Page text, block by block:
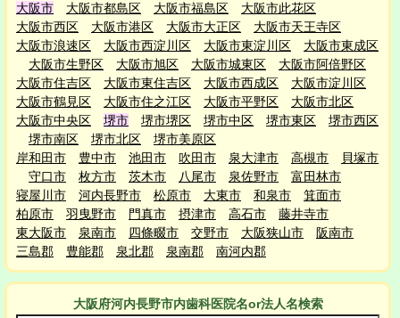
大阪市
大阪市都島区 大阪市福島区
大阪市此花区
大阪市西区
大阪市港区 大阪市大正区
大阪市天王寺区
大阪市浪速区
大阪市西淀川区 大阪市東淀川区
大阪市東成区
大阪市生野区
大阪市旭区 大阪市城東区
大阪市阿倍野区
大阪市住吉区
大阪市東住吉区 大阪市西成区
大阪市淀川区
大阪市鶴見区
大阪市住之江区 大阪市平野区
大阪市北区
大阪市中央区
堺市 堺市堺区 堺市中区 堺市東区
堺市西区
堺市南区
堺市北区
堺市美原区
岸和田市
豊中市 池田市 吹田市 泉大津市 高槻市
貝塚市
守口市
枚方市 茨木市 八尾市 泉佐野市
富田林市
寝屋川市
河内長野市 松原市 大東市 和泉市
箕面市
柏原市
羽曳野市 門真市 摂津市 高石市
藤井寺市
東大阪市
泉南市 四條畷市 交野市 大阪狭山市
阪南市
三島郡
豊能郡 泉北郡 泉南郡 南河内郡
大阪府河内長野市内歯科医院名or法人名検索